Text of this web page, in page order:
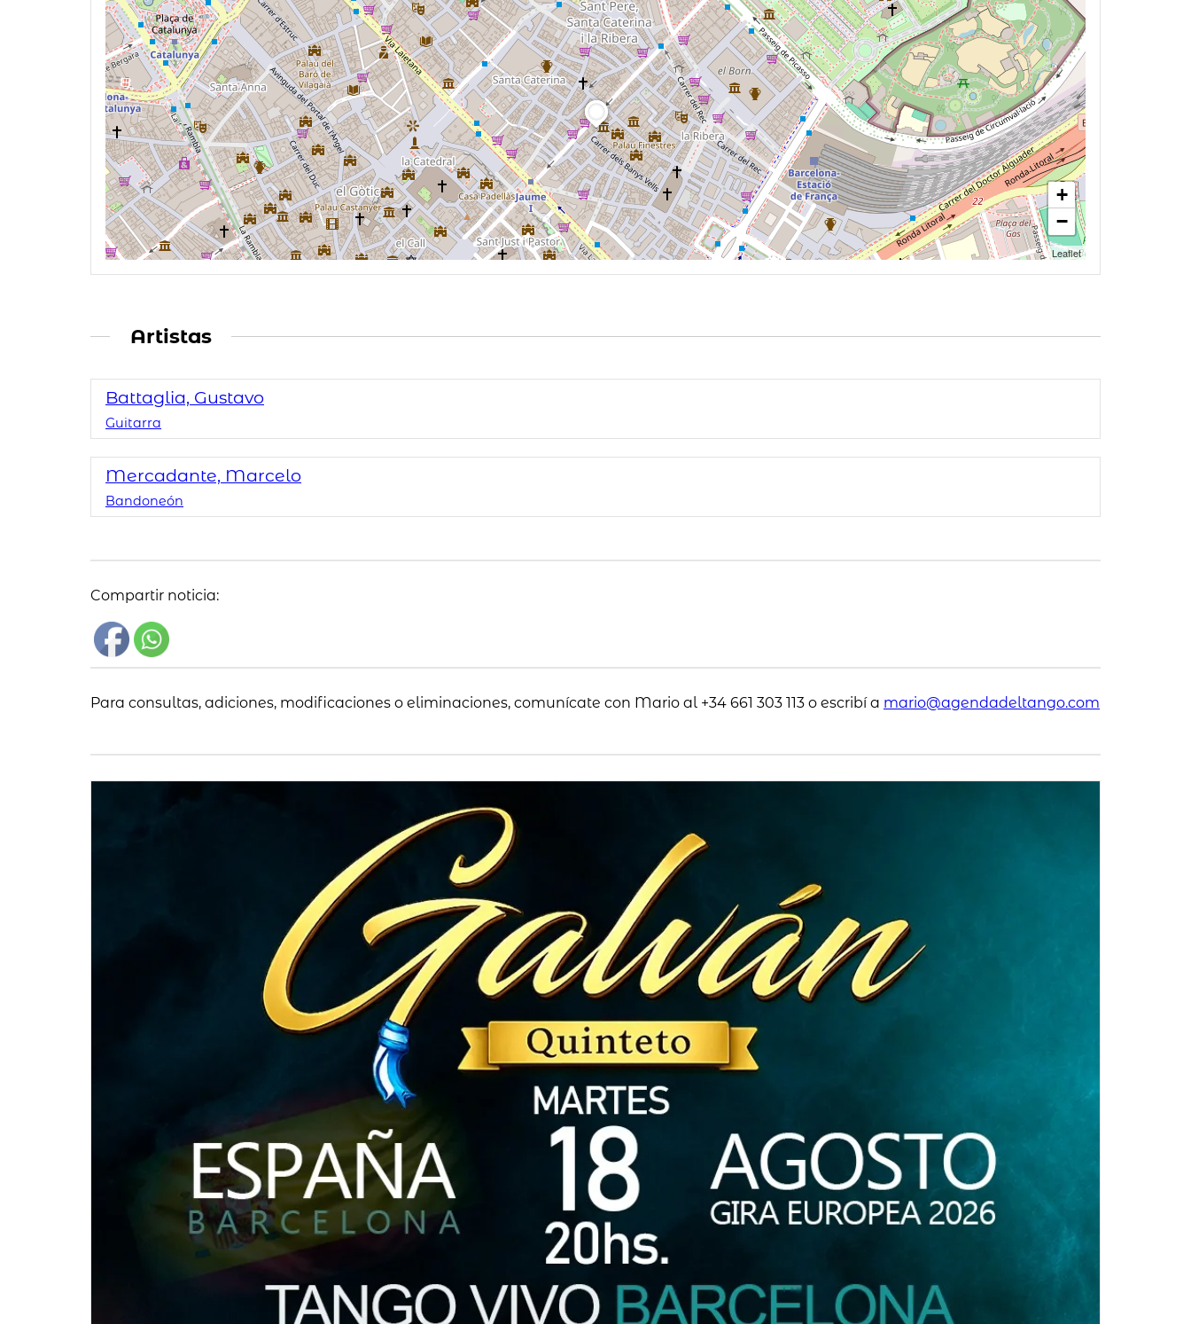
+
−
Leaflet
Artistas
Battaglia, Gustavo
Guitarra
Mercadante, Marcelo
Bandoneón
Compartir noticia:
Para consultas, adiciones, modificaciones o eliminaciones, comunícate con Mario al +34 661 303 113 o escribí a mario@agendadeltango.com